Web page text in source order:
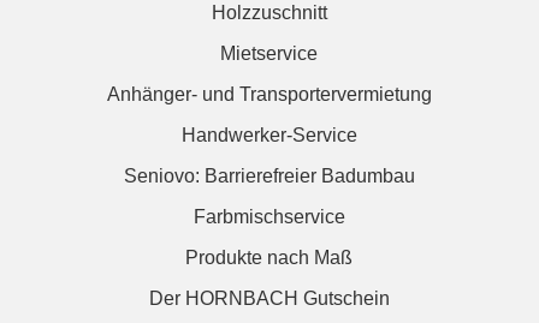
Holzzuschnitt
Mietservice
Anhänger- und Transportervermietung
Handwerker-Service
Seniovo: Barrierefreier Badumbau
Farbmischservice
Produkte nach Maß
Der HORNBACH Gutschein